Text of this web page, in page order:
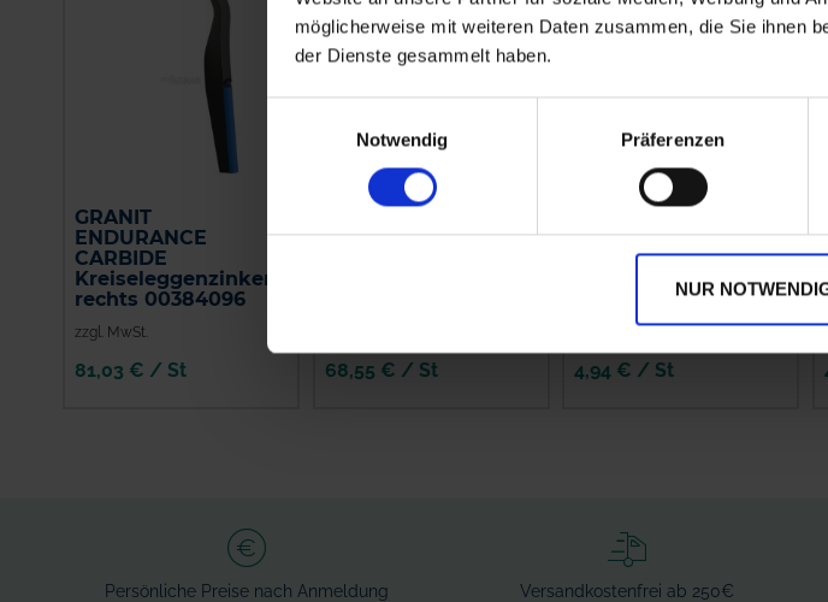
möglicherweise mit weiteren Daten zusammen, die Sie ihnen
der Dienste gesammelt haben.
Notwendig
Präferenzen
NUR
GRANIT
ENDURANCE
CARBIDE
Kreiseleggenzinken
rechts 00384096
zzgl. MwSt.
81,03 € / St
ENDURANCE
68,55 € / St
Element G07002218R
4,94 € / St
Persönliche Preise nach Anmeldung Versandkostenfrei ab 250€